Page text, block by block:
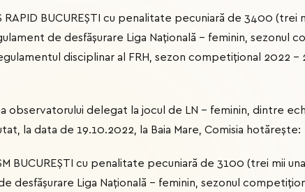
RAPID BUCUREŞTI cu penalitate pecuniară de 3400 (trei
de desfășurare Liga Națională – feminin, sezonul
disciplinar al FRH, sezon competițional 2022 –
observatorului delegat la jocul de LN – feminin, dintre
la data de 19.10.2022, la Baia Mare, Comisia hotăreşte:
BUCUREŞTI cu penalitate pecuniară de 3100 (trei mii
desfășurare Liga Națională – feminin, sezonul